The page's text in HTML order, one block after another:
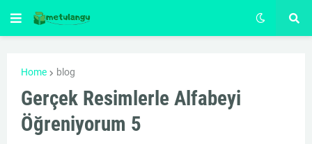
Home blog
Gerçek Resimlerle Alfabeyi
Öğreniyorum 5